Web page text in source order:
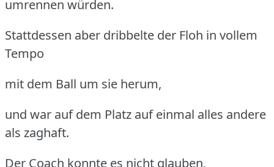
umrennen würden.
Stattdessen aber dribbelte der Floh in vollem
Tempo
mit dem Ball um sie herum,
und war auf dem Platz auf einmal alles andere
als zaghaft.
Der Coach konnte es nicht glauben,